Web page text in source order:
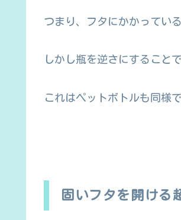
つまり、フタにかかってい
しかし瓶を逆さにすること
これはペットボトルも同様
固いフタを開ける